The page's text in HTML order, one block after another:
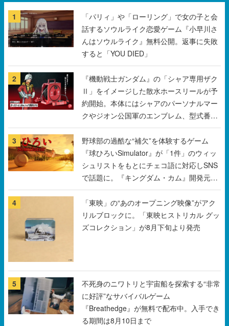
1
「パリィ」や「ローリング」で女の子と会
話するソウルライク恋愛ゲーム『小早川さ
んはソウルライク』無料公開。返事に失敗
すると「YOU DIED」
2
『機動戦士ガンダム』の「シャア専用ザク
Ⅱ」をイメージした散水ホースリールが予
約開始。本体にはシャアのパーソナルマー
クやジオン公国軍のエンブレム、型式番号
などを配置
3
野球部の過酷な“補欠”を体験するゲーム
『球ひろいSimulator』が「1件」のウィッ
シュリストをもとにチェコ語に対応しSNS
で話題に。『キングダム・カム』開発元や
チェコのプロ野球選手から称賛の声
4
「東映」の“あのオープニング映像”がアク
リルブロックに。「東映ヒストリカル グッ
ズコレクション」が8月下旬より発売
5
不死身のニワトリと宇宙船を探索する“非常
に好評”なサバイバルゲーム
『Breathedge』が無料で配布中。入手でき
る期間は8月10日まで